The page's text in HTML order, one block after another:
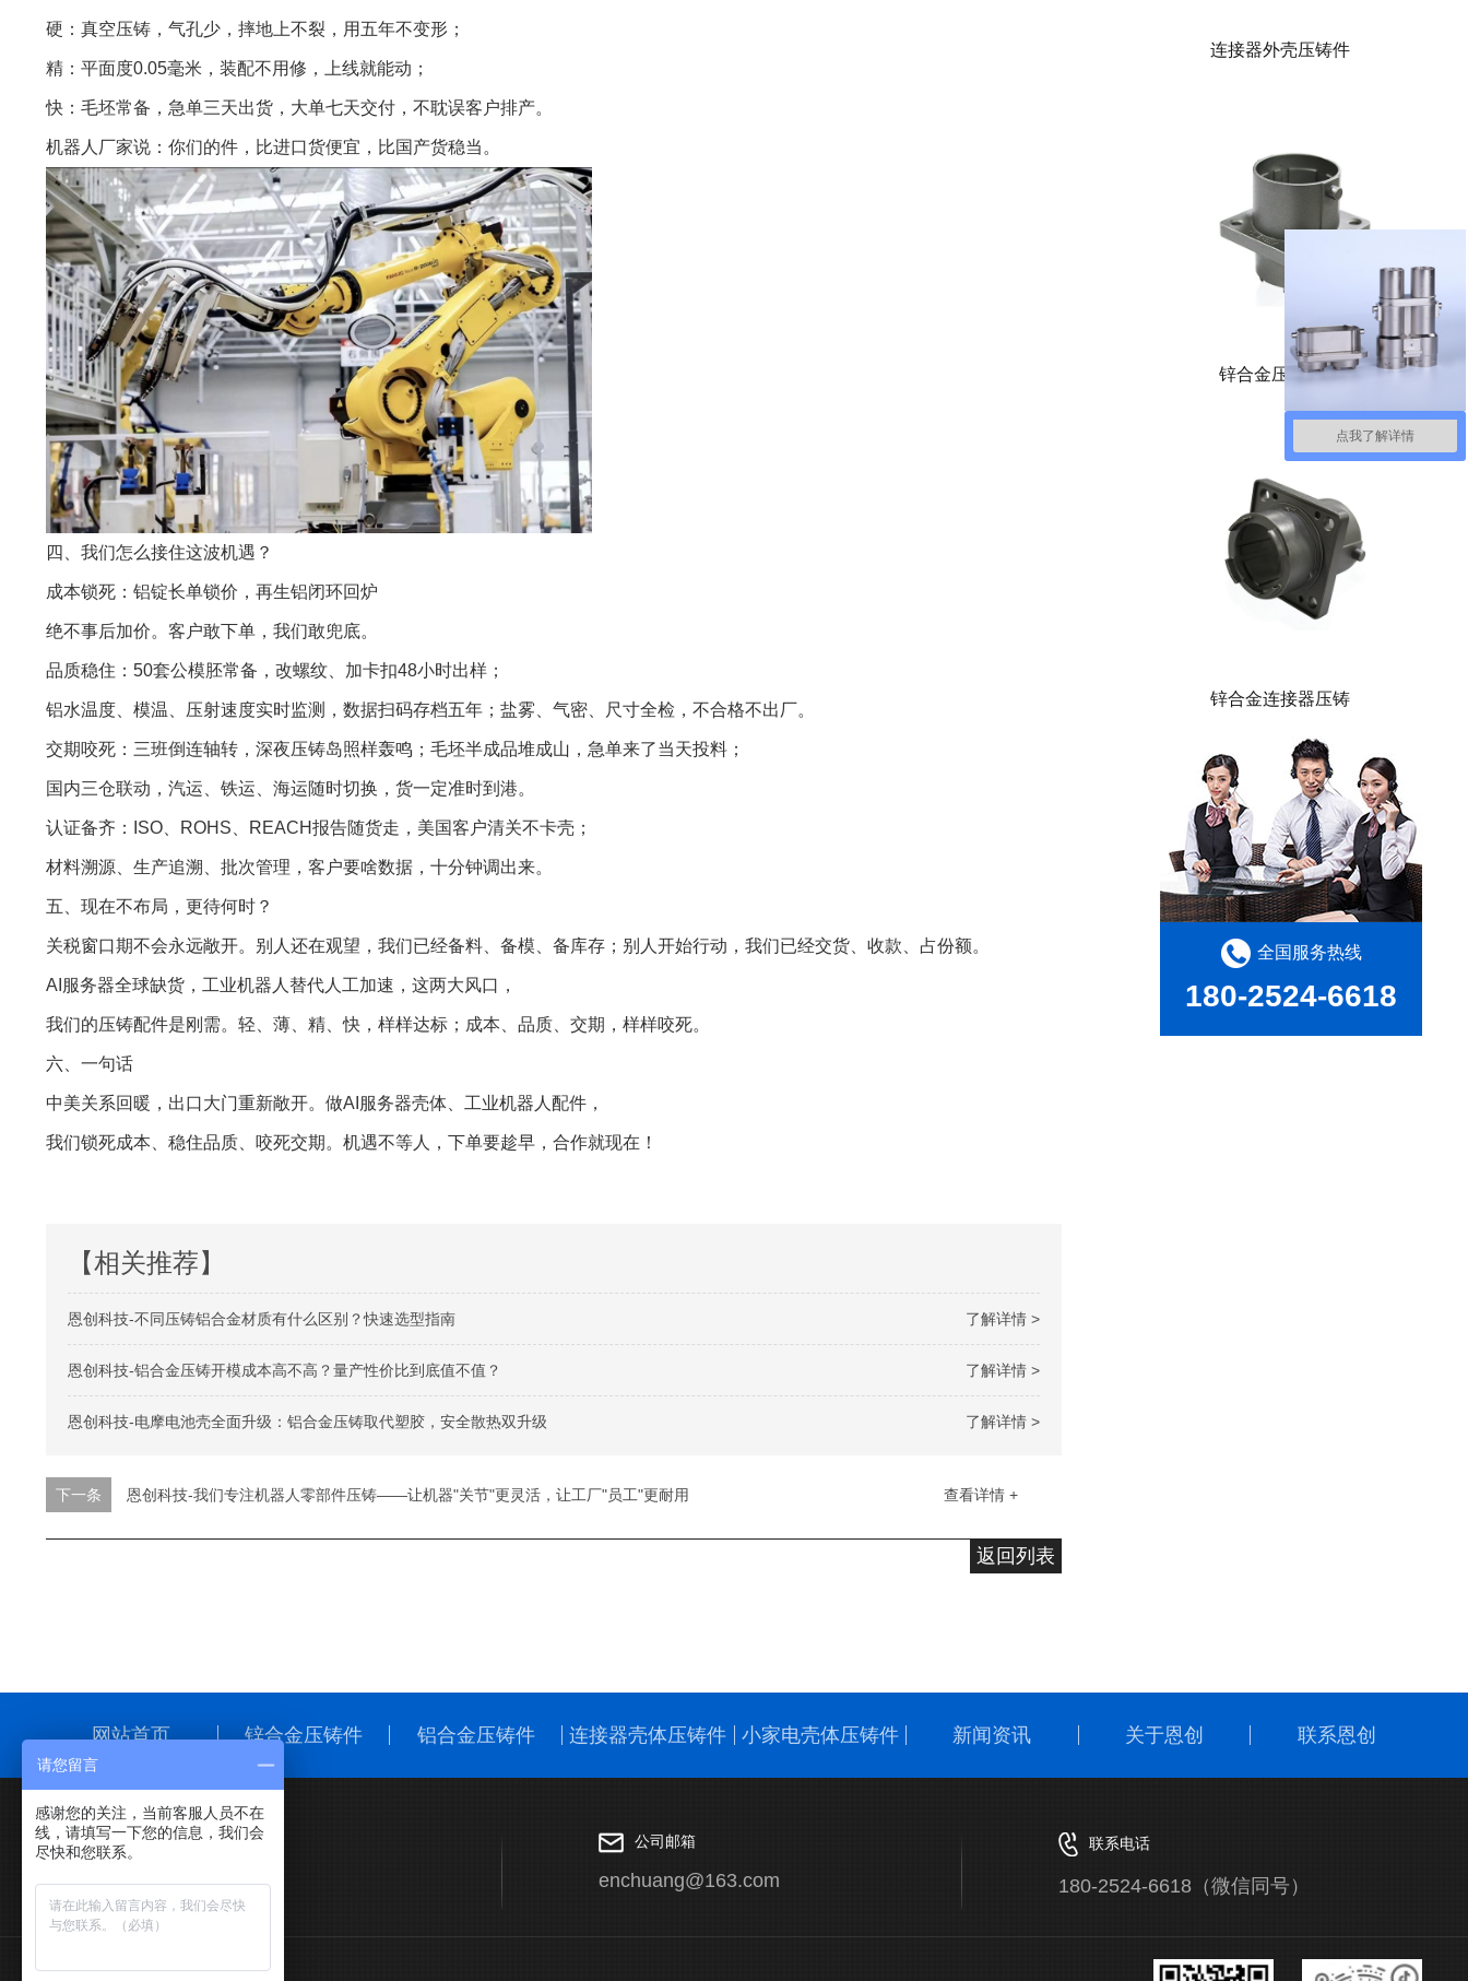
硬：真空压铸，气孔少，摔地上不裂，用五年不变形；
精：平面度0.05毫米，装配不用修，上线就能动；
快：毛坯常备，急单三天出货，大单七天交付，不耽误客户排产。
机器人厂家说：你们的件，比进口货便宜，比国产货稳当。
四、我们怎么接住这波机遇？
成本锁死：铝锭长单锁价，再生铝闭环回炉
绝不事后加价。客户敢下单，我们敢兜底。
品质稳住：50套公模胚常备，改螺纹、加卡扣48小时出样；
铝水温度、模温、压射速度实时监测，数据扫码存档五年；盐雾、气密、尺寸全检，不合格不出厂。
交期咬死：三班倒连轴转，深夜压铸岛照样轰鸣；毛坯半成品堆成山，急单来了当天投料；
国内三仓联动，汽运、铁运、海运随时切换，货一定准时到港。
认证备齐：ISO、ROHS、REACH报告随货走，美国客户清关不卡壳；
材料溯源、生产追溯、批次管理，客户要啥数据，十分钟调出来。
五、现在不布局，更待何时？
关税窗口期不会永远敞开。别人还在观望，我们已经备料、备模、备库存；别人开始行动，我们已经交货、收款、占份额。
AI服务器全球缺货，工业机器人替代人工加速，这两大风口，
我们的压铸配件是刚需。轻、薄、精、快，样样达标；成本、品质、交期，样样咬死。
六、一句话
中美关系回暖，出口大门重新敞开。做AI服务器壳体、工业机器人配件，
我们锁死成本、稳住品质、咬死交期。机遇不等人，下单要趁早，合作就现在！
【相关推荐】
了解详情 >
恩创科技-不同压铸铝合金材质有什么区别？快速选型指南
了解详情 >
恩创科技-铝合金压铸开模成本高不高？量产性价比到底值不值？
了解详情 >
恩创科技-电摩电池壳全面升级：铝合金压铸取代塑胶，安全散热双升级
查看详情 +
下一条 恩创科技-我们专注机器人零部件压铸——让机器"关节"更灵活，让工厂"员工"更耐用
返回列表
连接器外壳压铸件
锌合金压铸厂家
锌合金连接器压铸
全国服务热线
180-2524-6618
网站首页 锌合金压铸件 铝合金压铸件 连接器壳体压铸件 小家电壳体压铸件 新闻资讯 关于恩创 联系恩创
公司地址
东莞市厚街镇深厚科技园
公司邮箱
enchuang@163.com
联系电话
180-2524-6618（微信同号）
点我了解详情
请您留言
感谢您的关注，当前客服人员不在
线，请填写一下您的信息，我们会
尽快和您联系。